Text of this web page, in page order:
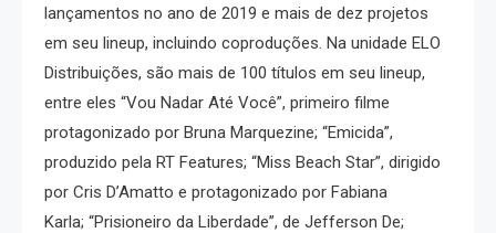
lançamentos no ano de 2019 e mais de dez projetos
em seu lineup, incluindo coproduções. Na unidade ELO
Distribuições, são mais de 100 títulos em seu lineup,
entre eles “Vou Nadar Até Você”, primeiro filme
protagonizado por Bruna Marquezine; “Emicida”,
produzido pela RT Features; “Miss Beach Star”, dirigido
por Cris D’Amatto e protagonizado por Fabiana
Karla; “Prisioneiro da Liberdade”, de Jefferson De;